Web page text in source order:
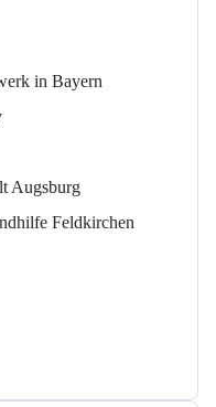
in Bayern
Augsburg
Feldkirchen